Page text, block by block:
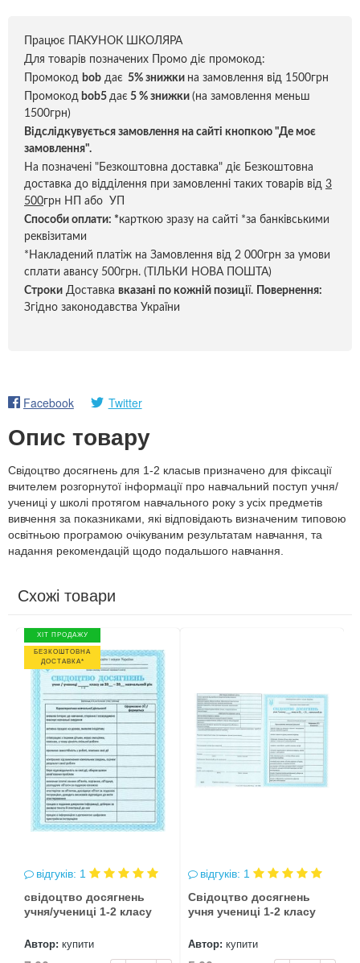
Працює ПАКУНОК ШКОЛЯРА
Для товарів позначених Промо діє промокод:
Промокод bob дає 5% знижки на замовлення від 1500грн
Промокод bob5 дає 5 % знижки (на замовлення меньш
1500грн)
Відслідкувується замовлення на сайті кнопкою "Де моє
замовлення".
На позначені "Безкоштовна доставка" діє Безкоштовна
доставка до відділення при замовленні таких товарів від 3
500грн НП або УП
Способи оплати: *карткою зразу на сайті *за банківськими
реквізитами
*Накладений платіж на Замовлення від 2 000грн за умови
сплати авансу 500грн. (ТІЛЬКИ НОВА ПОШТА)
Строки Доставка вказані по кожній позиції.
Повернення:
Згідно законодавства України
Facebook Twitter
Опис товару
Свідоцтво досягнень для 1-2 класыв призначено для фіксації
вчителем розгорнутої інформації про навчальний поступ учня/
учениці у школі протягом навчального року з усіх предметів
вивчення за показниками, які відповідають визначеним типовою
освітньою програмою очікуваним результатам навчання, та
надання рекомендацій щодо подальшого навчання.
Схожі товари
ХІТ ПРОДАЖУ
БЕЗКОШТОВНА
ДОСТАВКА*
відгуків: 1
свідоцтво досягнень
учня/учениці 1-2 класу
Автор: купити
відгуків: 1
Свідоцтво досягнень
учня учениці 1-2 класу
Автор: купити